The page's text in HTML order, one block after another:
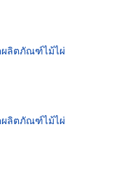
ผลิตภัณฑ์ไม้ไผ่
ผลิตภัณฑ์ไม้ไผ่